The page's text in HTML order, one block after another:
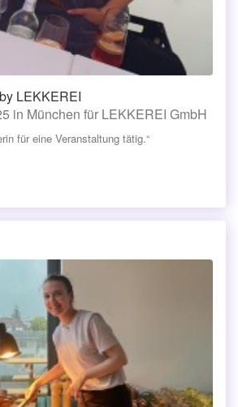
LEKKEREI
in München für LEKKEREI GmbH
für eine Veranstaltung tätig.“